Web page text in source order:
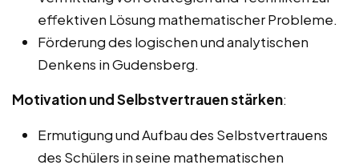
effektiven Lösung mathematischer Probleme.
Förderung des logischen und analytischen
Denkens in Gudensberg.
Motivation und Selbstvertrauen stärken:
Ermutigung und Aufbau des Selbstvertrauens
des Schülers in seine mathematischen